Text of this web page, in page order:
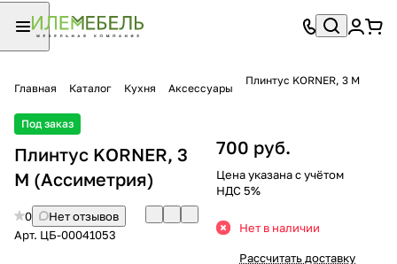
Главная Каталог Кухня Аксессуары
Плинтус KORNER, 3 М
Под заказ
Плинтус KORNER, 3
М (Ассиметрия)
0
Нет отзывов
Арт. ЦБ-00041053
700 руб.
Цена указана с учётом
НДС 5%
Нет в наличии
Рассчитать доставку